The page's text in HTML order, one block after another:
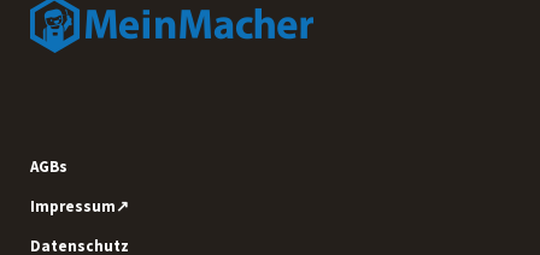
AGBs
Impressum↗
Datenschutz